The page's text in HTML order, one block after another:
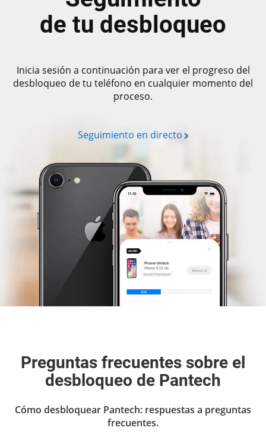
de tu desbloqueo
Inicia sesión a continuación para ver el progreso del
desbloqueo de tu teléfono en cualquier momento del
proceso.
Seguimiento en directo
Preguntas frecuentes sobre el
desbloqueo de Pantech
Cómo desbloquear Pantech: respuestas a preguntas
frecuentes.